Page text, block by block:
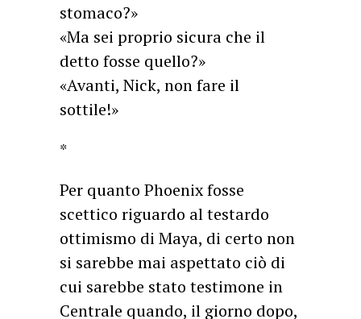
stomaco?»
«Ma sei proprio sicura che il
detto fosse quello?»
«Avanti, Nick, non fare il
sottile!»
*
Per quanto Phoenix fosse
scettico riguardo al testardo
ottimismo di Maya, di certo non
si sarebbe mai aspettato ciò di
cui sarebbe stato testimone in
Centrale quando, il giorno dopo,